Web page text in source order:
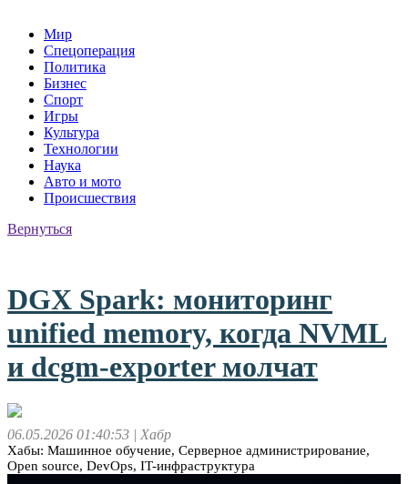
Мир
Спецоперация
Политика
Бизнес
Спорт
Игры
Культура
Технологии
Наука
Авто и мото
Происшествия
Вернуться
DGX Spark: мониторинг
unified memory, когда NVML
и dcgm‑exporter молчат
06.05.2026 01:40:53 | Хабр
Хабы: Машинное обучение, Серверное администрирование,
Open source, DevOps, IT-инфраструктура